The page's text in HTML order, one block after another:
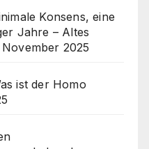
Konsens, eine
Jahre – Altes
November 2025
ist der Homo